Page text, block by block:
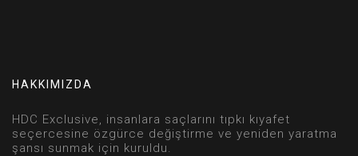
HAKKIMIZDA
HDC Exclusive, insanlara saçlarını tıpkı kıyafet
seçercesine özgürce değiştirme ve yeniden yaratma
şansı sunmak için kuruldu.